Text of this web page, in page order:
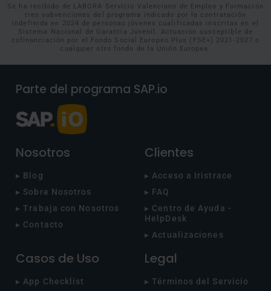
Se ha recibido de LABORA Servicio Valenciano de Empleo y Formación
tres subvenciones del programa indicado por la contratación
indefinida en 2024 de personas jóvenes cualificadas inscritas en el
Sistema Nacional de Garantía Juvenil. Actuación susceptible de
cofinanciación por el Fondo Social Europeo Plus (FSE+) 2021-2027 o
cualquier otro fondo de la Unión Europea.
Parte del programa SAP.io
Nosotros
▸ Blog
▸ Sobre Nosotros
▸ Trabaja con Nosotros
▸ Contacto
Clientes
▸ Acceso a Iristrace
▸ FAQ
▸ Centro de Ayuda -
HelpDesk
▸ Actualizaciones
Casos de Uso
▸ App Checklist
Legal
▸ Términos del Servicio